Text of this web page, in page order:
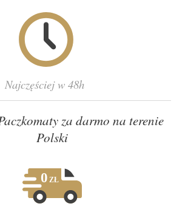
Najczęściej w 48h
za darmo na terenie
Polski